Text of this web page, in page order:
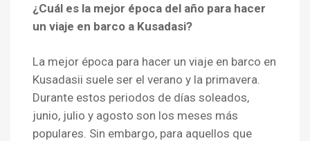
¿Cuál es la mejor época del año para hacer
un viaje en barco a Kusadasi?
La mejor época para hacer un viaje en barco en
Kusadasii suele ser el verano y la primavera.
Durante estos periodos de días soleados,
junio, julio y agosto son los meses más
populares. Sin embargo, para aquellos que